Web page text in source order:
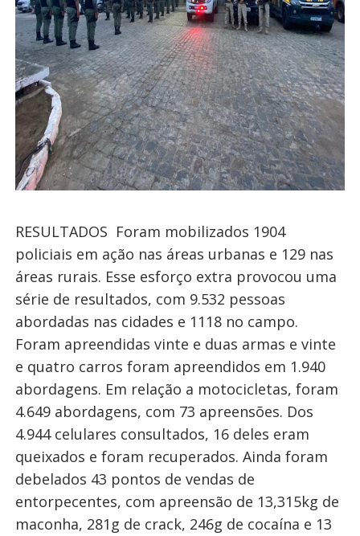
RESULTADOS Foram mobilizados 1904
policiais em ação nas áreas urbanas e 129 nas
áreas rurais. Esse esforço extra provocou uma
série de resultados, com 9.532 pessoas
abordadas nas cidades e 1118 no campo.
Foram apreendidas vinte e duas armas e vinte
e quatro carros foram apreendidos em 1.940
abordagens. Em relação a motocicletas, foram
4.649 abordagens, com 73 apreensões. Dos
4.944 celulares consultados, 16 deles eram
queixados e foram recuperados. Ainda foram
debelados 43 pontos de vendas de
entorpecentes, com apreensão de 13,315kg de
maconha, 281g de crack, 246g de cocaína e 13